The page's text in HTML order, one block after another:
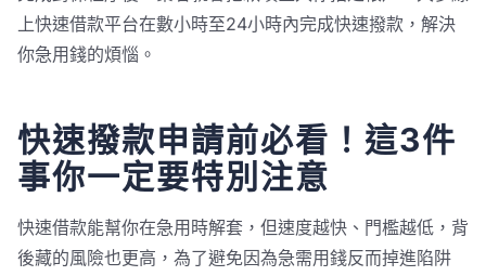
上快速借款平台在數小時至24小時內完成快速撥款，解決
你急用錢的煩惱。
快速撥款申請前必看！這3件
事你一定要特別注意
快速借款能幫你在急用時解套，但速度越快、門檻越低，背
後藏的風險也更高，為了避免因為急需用錢反而掉進陷阱